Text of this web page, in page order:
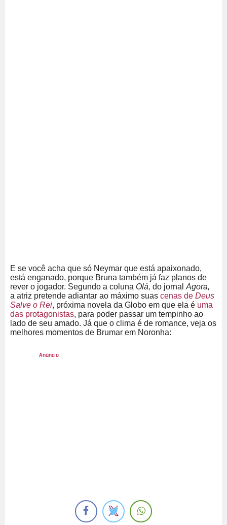
E se você acha que só Neymar que está apaixonado,
está enganado, porque Bruna também já faz planos de
rever o jogador. Segundo a coluna Olá, do jornal Agora,
a atriz pretende adiantar ao máximo suas cenas de Deus
Salve o Rei, próxima novela da Globo em que ela é uma
das protagonistas, para poder passar um tempinho ao
lado de seu amado. Já que o clima é de romance, veja os
melhores momentos de Brumar em Noronha: